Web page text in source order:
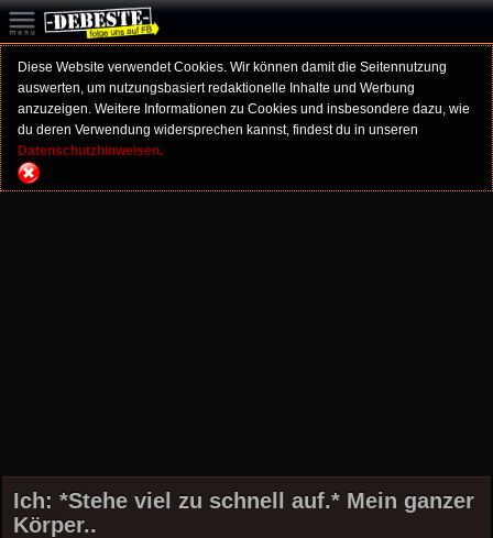
Diese Website verwendet Cookies. Wir können damit die Seitennutzung
auswerten, um nutzungsbasiert redaktionelle Inhalte und Werbung
anzuzeigen. Weitere Informationen zu Cookies und insbesondere dazu, wie
du deren Verwendung widersprechen kannst, findest du in unseren
Datenschutzhinweisen.
Ich: *Stehe viel zu schnell auf.* Mein ganzer
Körper..